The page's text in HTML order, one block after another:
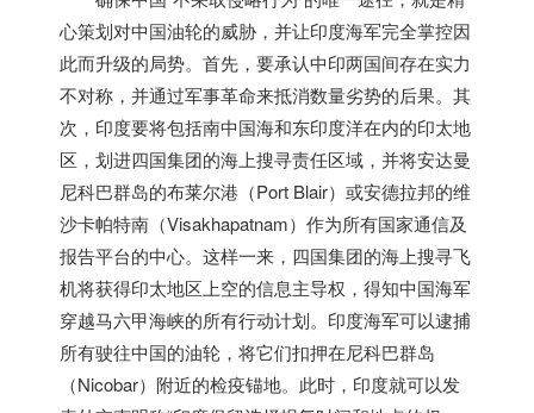
心策划对中国油轮的威胁，并让印度海军完全掌控因
此而升级的局势。 首先，要承认中印两国间存在实力
不对称，并通过军事革命来抵消数量劣势的后果。其
次， 印度要将包括南中国海和东印度洋在内的印太地
区，划进四国集团的海上搜寻责任区域，并将安达曼
尼科巴群岛的布莱尔港（Port Blair）或安德拉邦的维
沙卡帕特南（Visakhapatnam）作为所有国家通信及
报告平台的中心。 这样一来，四国集团的海上搜寻飞
机将获得印太地区上空的信息主导权，得知中国海军
穿越马六甲海峡的所有行动计划。 印度海军可以逮捕
所有驶往中国的油轮，将它们扣押在尼科巴群岛
（Nicobar）附近的检疫锚地。 此时， 印度就可以发